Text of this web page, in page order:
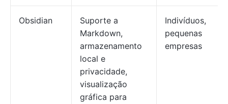
Obsidian
Suporte a
Markdown,
armazenamento
local e
privacidade,
visualização
gráfica para
Indivíduos,
pequenas
empresas